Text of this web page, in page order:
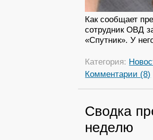
Как сообщает
сотрудник ОВД
«Спутник». У
Категория:
Комментарии (8)
Сводка
неделю